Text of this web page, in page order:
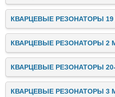
КВАРЦЕВЫЕ РЕЗОНАТОРЫ
КВАРЦЕВЫЕ РЕЗОНАТОРЫ 2
КВАРЦЕВЫЕ РЕЗОНАТОРЫ
КВАРЦЕВЫЕ РЕЗОНАТОРЫ 3